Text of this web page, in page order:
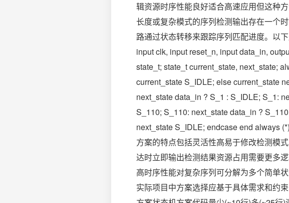
辑资源时序性能良好适合高速应用但这种
长度或复杂模式的序列检测输出存在一个
路通过状态转移来跟踪序列匹配进度。以
input clk, input reset_n, input data_in,
state_t; state_t current_state, next_state;
current_state S_IDLE; else current_state
next_state data_in ? S_1 : S_IDLE; S_1:
S_110; S_110: next_state data_in ?
next_state S_IDLE; endcase end always
方案的特点包括灵活性高易于修改检测模
达时立即输出检测结果资源占用需要更多
高时序性能对复杂序列可分解为多个简单
实际项目中方案选择应基于具体需求和约